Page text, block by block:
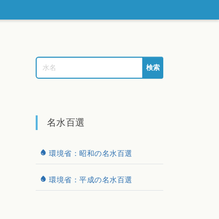
検索
名水百選
環境省：昭和の名水百選
環境省：平成の名水百選